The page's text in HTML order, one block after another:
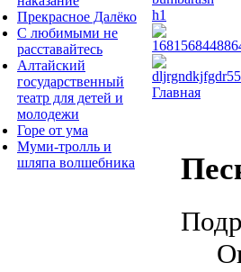
Прекрасное Далёко
С любимыми не
расставайтесь
Алтайский
государственный
театр для детей и
молодежи
Горе от ума
Муми-тролль и
шляпа волшебника
Главная